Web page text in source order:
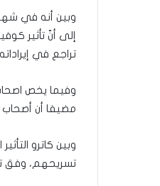
إلى أنّ تأثير
تراجع في إيراداته في
مضيفا أن أصحاب
وبين كاترو
تسريحهم، وفق